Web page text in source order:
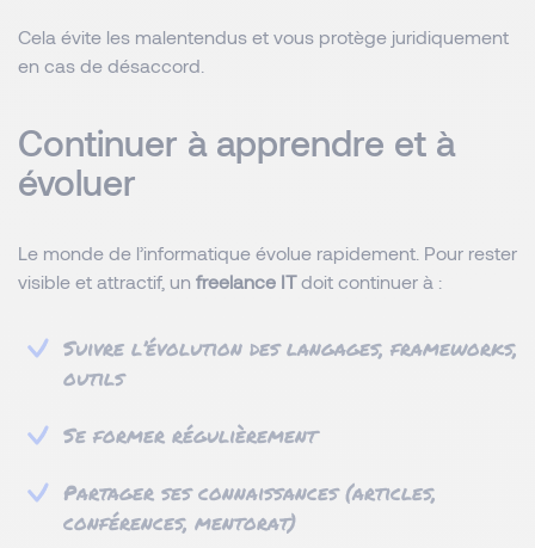
Cela évite les malentendus et vous protège juridiquement
en cas de désaccord.
Continuer à apprendre et à
évoluer
Le monde de l’informatique évolue rapidement. Pour rester
visible et attractif, un freelance ITdoit continuer à :
Suivre l’évolution des langages, frameworks,
outils
Se former régulièrement
Partager ses connaissances (articles,
conférences, mentorat)